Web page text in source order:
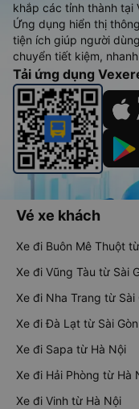
khắp các tỉnh thành tại
Ứng dụng hiển thị
tiện ích giúp người
chuyển tiết kiệm,
Tải ứng dụng
Vé xe khách
Xe đi Buôn Mê Thuột
Xe đi Vũng Tàu từ Sài
Xe đi Nha Trang từ Sài
Xe đi Đà Lạt từ Sài Gòn
Xe đi Sapa từ Hà Nội
Xe đi Hải Phòng từ Hà
Xe đi Vinh từ Hà Nội